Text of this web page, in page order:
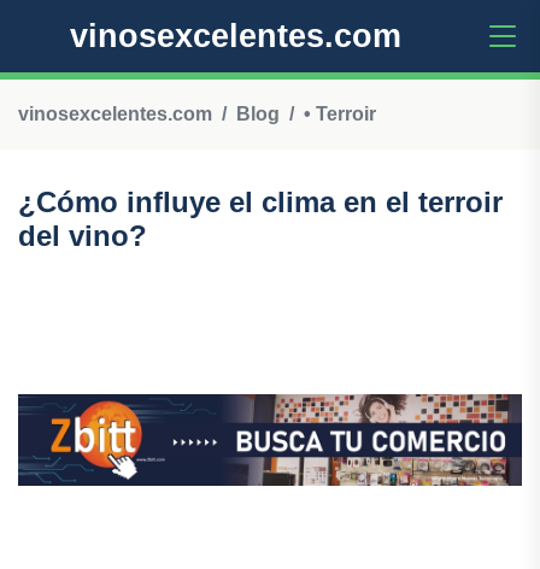
vinosexcelentes.com
vinosexcelentes.com Blog • Terroir
¿Cómo influye el clima en el terroir
del vino?